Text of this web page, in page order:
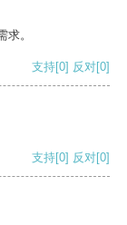
。
支持[0] 反对[0]
支持[0] 反对[0]